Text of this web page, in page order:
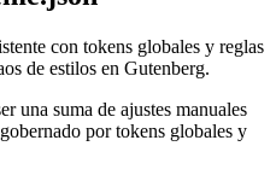
con tokens globales y reglas
de estilos en Gutenberg.
una suma de ajustes manuales
por tokens globales y